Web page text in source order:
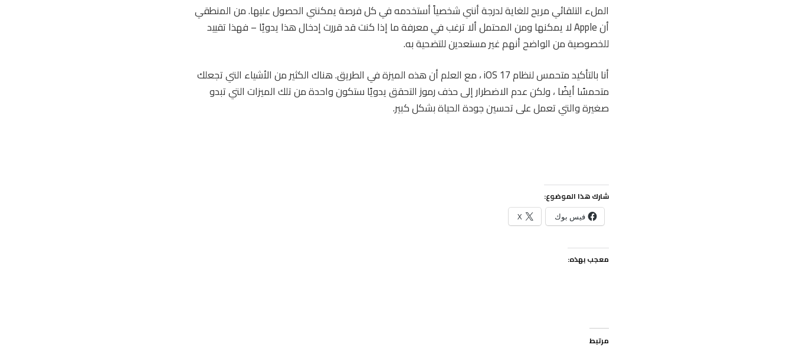
الملء التلقائي مريح للغاية لدرجة أنني شخصياً أستخدمه في كل فرصة يمكنني الحصول عليها. من المنطقي
أن Apple لا يمكنها ومن المحتمل ألا ترغب في معرفة ما إذا كنت قد قررت إدخال هذا يدويًا – فهذا تقييد
للخصوصية من الواضح أنهم غير مستعدين للتضحية به.
أنا بالتأكيد متحمس لنظام iOS 17 ، مع العلم أن هذه الميزة في الطريق. هناك الكثير من الأشياء التي تجعلك
متحمسًا أيضًا ، ولكن عدم الاضطرار إلى حذف رموز التحقق يدويًا ستكون واحدة من تلك الميزات التي تبدو
صغيرة والتي تعمل على تحسين جودة الحياة بشكل كبير.
شارك هذا الموضوع:
فيس بوك X
معجب بهذه:
مرتبط